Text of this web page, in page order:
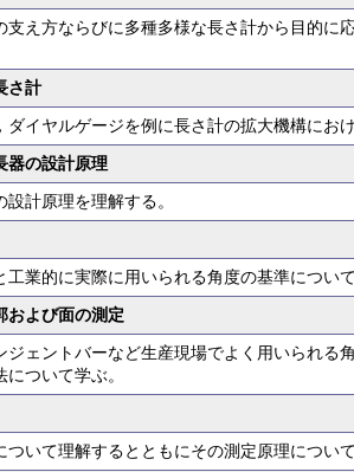
支え方ならびに多種多様な長さ計から目的に
さ計
ダイヤルゲージを例に長さ計の拡大機構にお
器の設計原理
計原理を理解する。
工業的に実際に用いられる角度の基準につい
および面の測定
ジェントバーなど生産現場でよく用いられる
ついて学ぶ。
ついて理解するとともにその測定原理につい